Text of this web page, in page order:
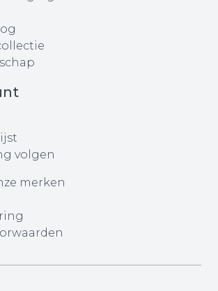
volgen
merken